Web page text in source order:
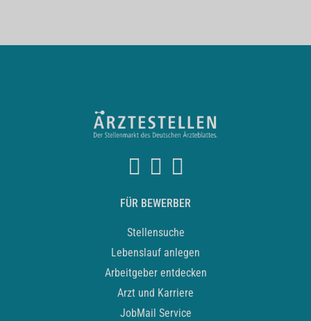
FÜR BEWERBER
Stellensuche
Lebenslauf anlegen
Arbeitgeber entdecken
Arzt und Karriere
JobMail Service